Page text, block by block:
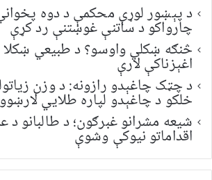
د پېښور لوړې محکمې د دوه
چارواکو د ساتنې غوښتنې رد کړې
اغېزناکې لارې
د چټک چاغېدو رازونه: د وزن
خلکو د چاغېدو لپاره طلایي
شیعه مشرانو غبرګون؛ د طالبانو د
اقداماتو نیوکې وشوې